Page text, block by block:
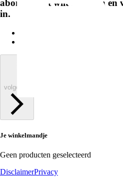
abonnement wilt afsluiten en
in.
volgende
Je winkelmandje
Geen producten geselecteerd
DisclaimerPrivacy